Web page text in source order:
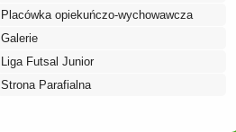
Placówka opiekuńczo-wychowawcza
Galerie
Liga Futsal Junior
Strona Parafialna